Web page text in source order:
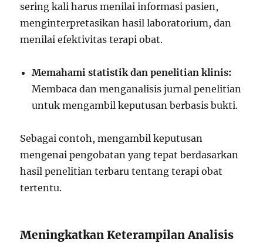
sering kali harus menilai informasi pasien,
menginterpretasikan hasil laboratorium, dan
menilai efektivitas terapi obat.
Memahami statistik dan penelitian klinis:
Membaca dan menganalisis jurnal penelitian
untuk mengambil keputusan berbasis bukti.
Sebagai contoh, mengambil keputusan
mengenai pengobatan yang tepat berdasarkan
hasil penelitian terbaru tentang terapi obat
tertentu.
Meningkatkan Keterampilan Analisis